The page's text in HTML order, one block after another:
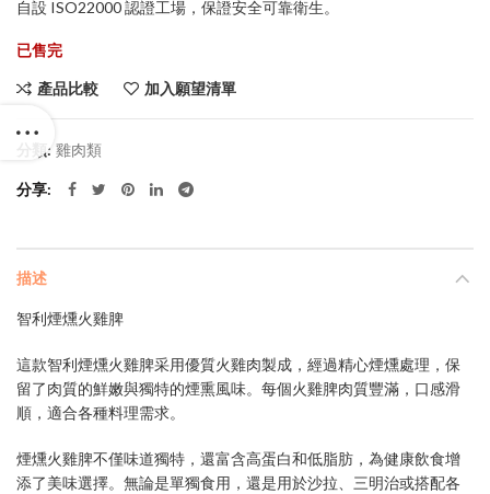
價
價
自設 ISO22000 認證工場，保證安全可靠衛生。
已售完
產品比較 加入願望清單
分類: 雞肉類
分享
描述
智利煙燻火雞脾
這款智利煙燻火雞脾采用優質火雞肉製成，經過精心煙燻處理，保
留了肉質的鮮嫩與獨特的煙熏風味。每個火雞脾肉質豐滿，口感滑
順，適合各種料理需求。
煙燻火雞脾不僅味道獨特，還富含高蛋白和低脂肪，為健康飲食增
添了美味選擇。無論是單獨食用，還是用於沙拉、三明治或搭配各